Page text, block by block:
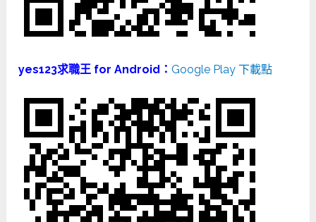
yes123求職王 for Android：Google Play 下載點